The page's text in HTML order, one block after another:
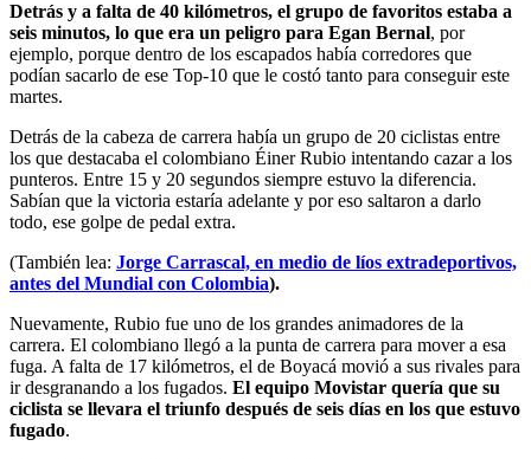
Detrás y a falta de 40 kilómetros, el grupo de favoritos estaba a
seis minutos, lo que era un peligro para Egan Bernal, por
ejemplo, porque dentro de los escapados había corredores que
podían sacarlo de ese Top-10 que le costó tanto para conseguir este
martes.
Detrás de la cabeza de carrera había un grupo de 20 ciclistas entre
los que destacaba el colombiano Éiner Rubio intentando cazar a los
punteros. Entre 15 y 20 segundos siempre estuvo la diferencia.
Sabían que la victoria estaría adelante y por eso saltaron a darlo
todo, ese golpe de pedal extra.
(También lea: Jorge Carrascal, en medio de líos extradeportivos,
antes del Mundial con Colombia).
Nuevamente, Rubio fue uno de los grandes animadores de la
carrera. El colombiano llegó a la punta de carrera para mover a esa
fuga. A falta de 17 kilómetros, el de Boyacá movió a sus rivales para
ir desgranando a los fugados. El equipo Movistar quería que su
ciclista se llevara el triunfo después de seis días en los que estuvo
fugado.